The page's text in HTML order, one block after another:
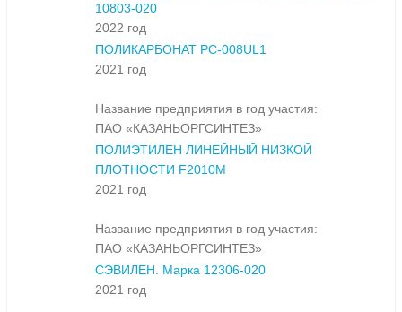
10803-020
2022 год
ПОЛИКАРБОНАТ PC-008UL1
2021 год
Название предприятия в год участия:
ПАО «КАЗАНЬОРГСИНТЕЗ»
ПОЛИЭТИЛЕН ЛИНЕЙНЫЙ НИЗКОЙ
ПЛОТНОСТИ F2010M
2021 год
Название предприятия в год участия:
ПАО «КАЗАНЬОРГСИНТЕЗ»
СЭВИЛЕН. Марка 12306-020
2021 год